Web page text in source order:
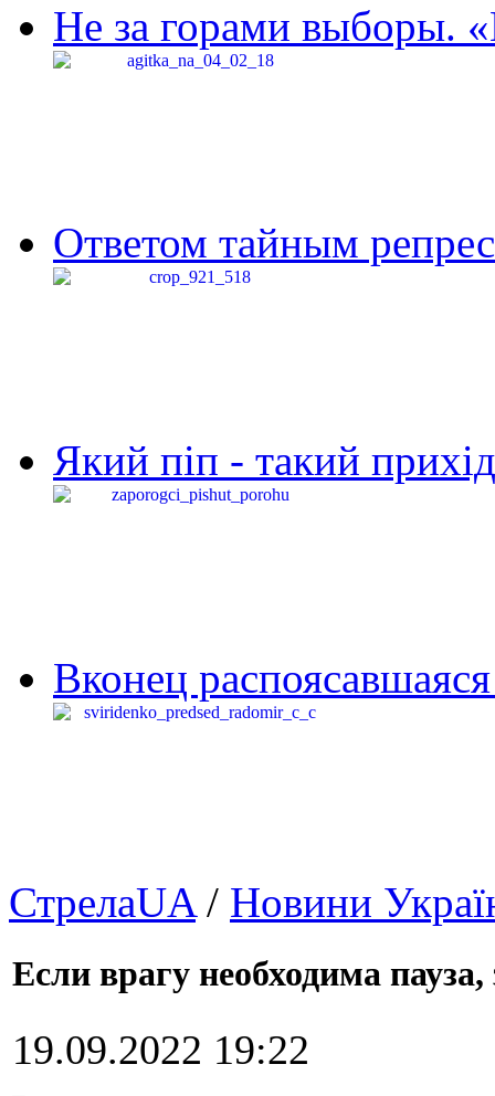
Не за горами выборы.
Ответом тайным
Який піп - такий
Вконец
СтрелаUA/ Новини
Если врагу необходима
19.09.2022 19:22